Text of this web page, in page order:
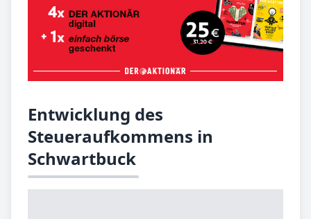
Entwicklung des
Steueraufkommens in
Schwartbuck